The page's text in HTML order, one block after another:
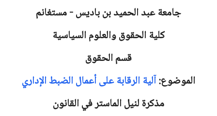
جامعةعبد الحميد بن باديس - مستغانم
كلية الحقوق والعلوم السياسية
قسم الحقوق
الموضوع:آلية الرقابة على أعمال الضبط الإداري
مذكرة لنيل الماستر في القانون